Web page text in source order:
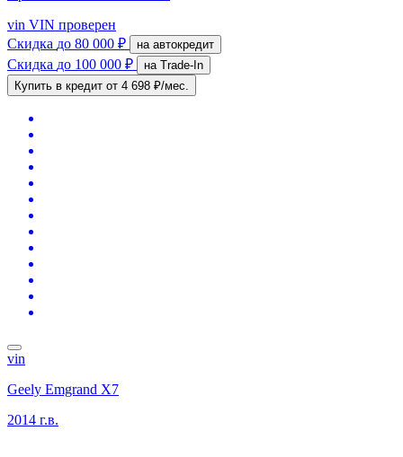
vin VIN проверен
Скидка до 80 000 ₽ на автокредит
Скидка до 100 000 ₽
на Trade-In
Купить в кредит от 4 698 ₽/мес.
vin
Geely Emgrand X7
2014 г.в.